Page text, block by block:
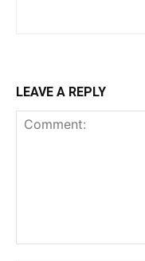
LEAVE A REPLY